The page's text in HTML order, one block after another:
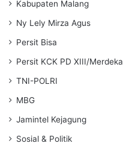
Kabupaten Malang
Ny Lely Mirza Agus
Persit Bisa
Persit KCK PD XIII/Merdeka
TNI-POLRI
MBG
Jamintel Kejagung
Sosial & Politik